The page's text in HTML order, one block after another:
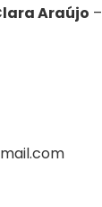
Araújo